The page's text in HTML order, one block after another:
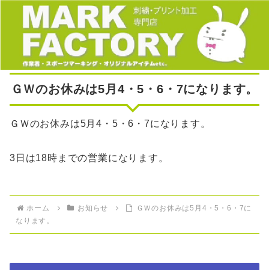
ＧＷのお休みは5月4・5・6・7になります。
ＧＷのお休みは5月4・5・6・7になります。
3日は18時までの営業になります。
ホーム お知らせ
ＧＷのお休みは5月4・5・6・7に
なります。